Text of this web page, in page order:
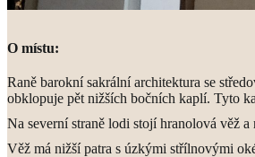
O místu:
Raně barokní sakrální architektura se
obklopuje pět nižších bočních kaplí. Tyto
Na severní straně lodi stojí hranolová věž
Věž má nižší patra s úzkými střílnovými